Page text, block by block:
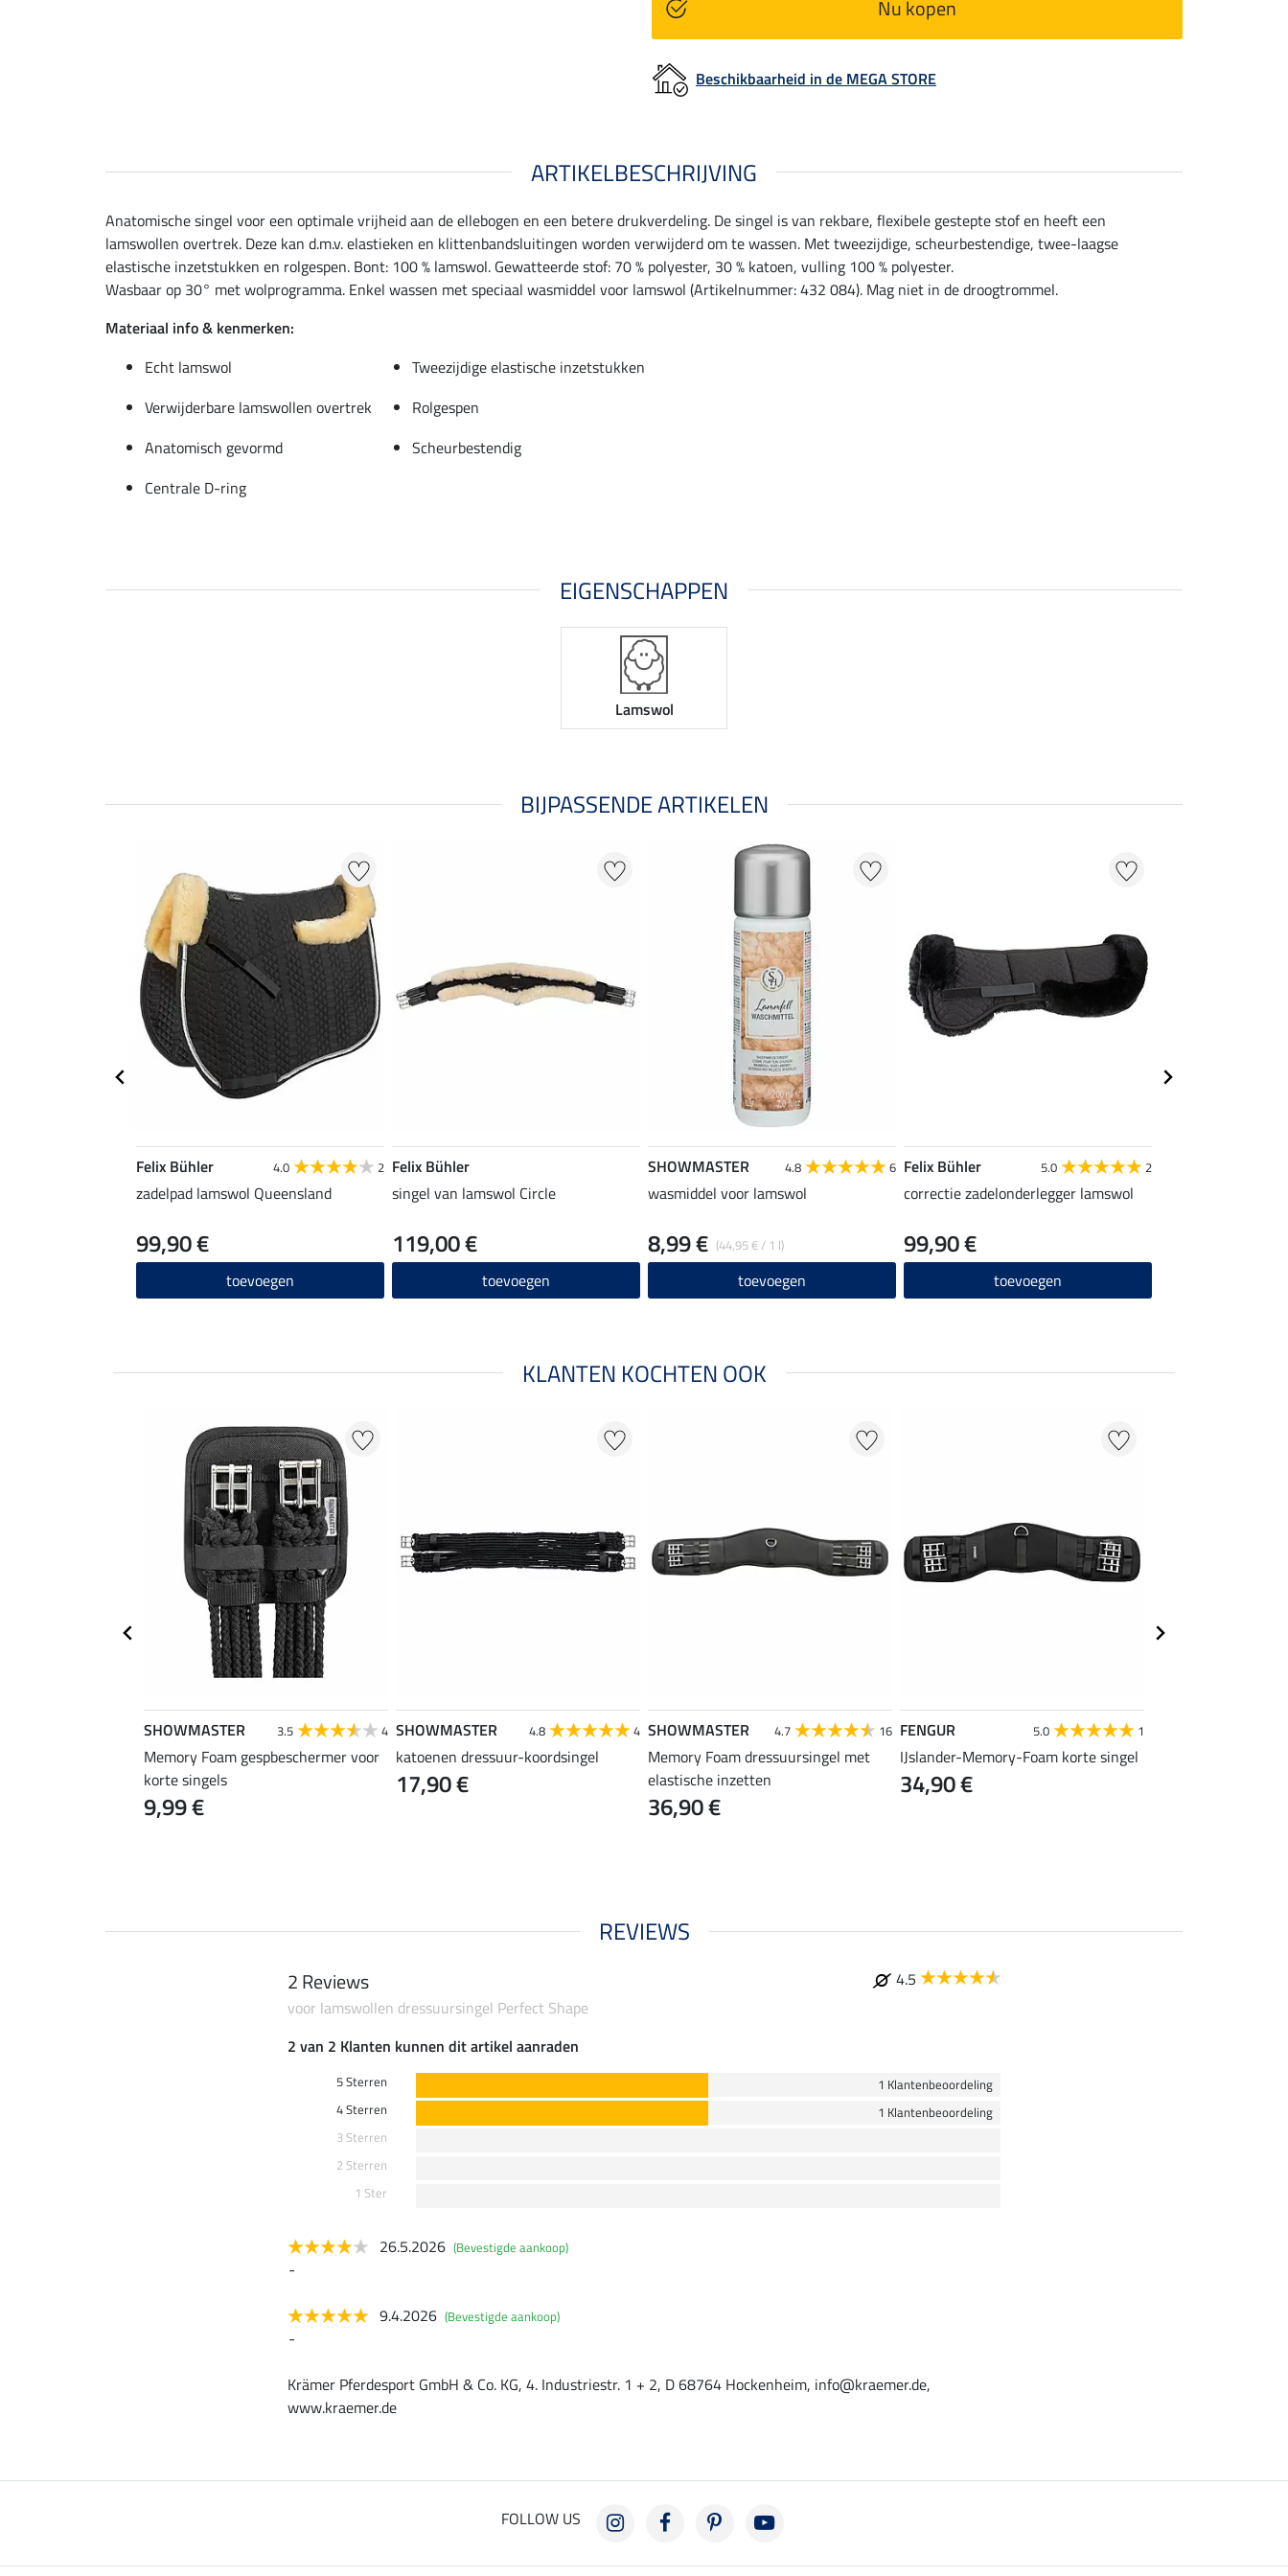
Nu kopen
Beschikbaarheid in de MEGA STORE
ARTIKELBESCHRIJVING
Anatomische singel voor een optimale vrijheid aan de ellebogen en een betere drukverdeling. De singel is van rekbare, flexibele gestepte stof en heeft een
lamswollen overtrek. Deze kan d.m.v. elastieken en klittenbandsluitingen worden verwijderd om te wassen. Met tweezijdige, scheurbestendige, twee-laagse
elastische inzetstukken en rolgespen. Bont: 100 % lamswol. Gewatteerde stof: 70 % polyester, 30 % katoen, vulling 100 % polyester.
Wasbaar op 30° met wolprogramma. Enkel wassen met speciaal wasmiddel voor lamswol (Artikelnummer: 432 084). Mag niet in de droogtrommel.
Materiaal info & kenmerken:
Echt lamswol
Tweezijdige elastische inzetstukken
Verwijderbare lamswollen overtrek
Rolgespen
Anatomisch gevormd
Scheurbestendig
Centrale D-ring
EIGENSCHAPPEN
Lamswol
BIJPASSENDE ARTIKELEN
Felix Bühler 4.0 2
zadelpad lamswol Queensland
99,90 €
toevoegen
Felix Bühler
singel van lamswol Circle
119,00 €
toevoegen
SHOWMASTER 4.8 6
wasmiddel voor lamswol
(44,95 € / 1 l)
8,99 €
toevoegen
Felix Bühler 5.0 2
correctie zadelonderlegger lamswol
99,90 €
toevoegen
KLANTEN KOCHTEN OOK
SHOWMASTER 3.5 4
Memory Foam gespbeschermer voor
korte singels
9,99 €
SHOWMASTER 4.8 4
katoenen dressuur-koordsingel
17,90 €
SHOWMASTER 4.7 16
Memory Foam dressuursingel met
elastische inzetten
36,90 €
FENGUR 5.0 1
IJslander-Memory-Foam korte singel
34,90 €
REVIEWS
2 Reviews
4.5
voor lamswollen dressuursingel Perfect Shape
2 van 2 Klanten kunnen dit artikel aanraden
5 Sterren
1 Klantenbeoordeling
4 Sterren
1 Klantenbeoordeling
3 Sterren
2 Sterren
1 Ster
26.5.2026 (Bevestigde aankoop)
-
9.4.2026 (Bevestigde aankoop)
-
Krämer Pferdesport GmbH & Co. KG, 4. Industriestr. 1 + 2, D 68764 Hockenheim, info@kraemer.de,
www.kraemer.de
FOLLOW US